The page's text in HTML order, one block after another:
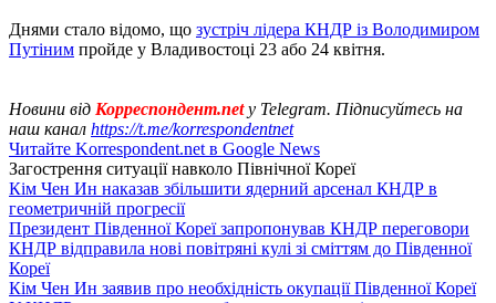
Днями стало відомо, що зустріч лідера КНДР із Володимиром
Путіним пройде у Владивостоці 23 або 24 квітня.
Новини від Корреспондент.netу Telegram. Підписуйтесь на
наш канал https://t.me/korrespondentnet
Читайте Korrespondent.net в Google News
Загострення ситуації навколо Пiвнічної Кореї
Кім Чен Ин наказав збільшити ядерний арсенал КНДР в
геометричній прогресії
Президент Південної Кореї запропонував КНДР переговори
КНДР відправила нові повітряні кулі зі сміттям до Південної
Кореї
Кім Чен Ин заявив про необхідність окупації Південної Кореї